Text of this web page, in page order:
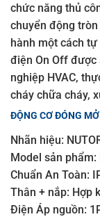
chức năng thủ
chuyển động
hành một cách
điện On Off được
nghiệp HVAC,
cháy chữa cháy,
ĐỘNG CƠ ĐÓNG
Nhãn hiệu:
Model sản phẩm:
Chuẩn An Toàn:
Thân + nắp: Hợp
Điện Áp nguồn: